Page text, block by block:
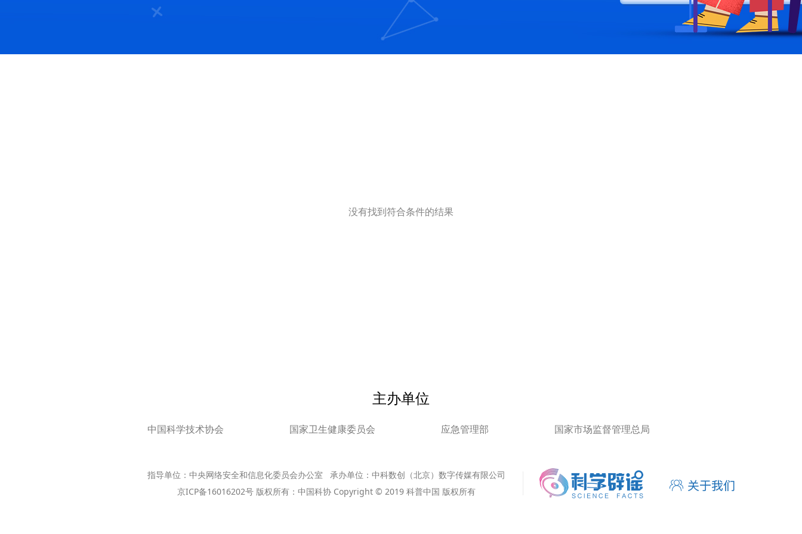
没有找到符合条件的结果
主办单位
中国科学技术协会 国家卫生健康委员会 应急管理部 国家市场监督管理总局
指导单位：中央网络安全和信息化委员会办公室 承办单位：中科数创（北京）数字传媒有限公司
京ICP备16016202号 版权所有：中国科协 Copyright © 2019 科普中国 版权所有